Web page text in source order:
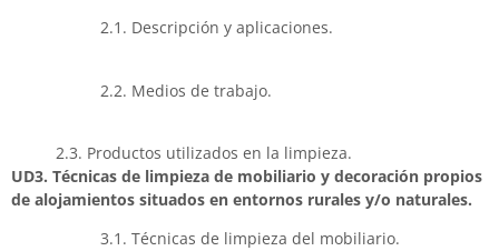
2.1. Descripción y aplicaciones.
2.2. Medios de trabajo.
2.3. Productos utilizados en la limpieza.
UD3. Técnicas de limpieza de mobiliario y decoración propios
de alojamientos situados en entornos rurales y/o naturales.
3.1. Técnicas de limpieza del mobiliario.